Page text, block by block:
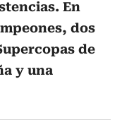
En
dos
de
y una